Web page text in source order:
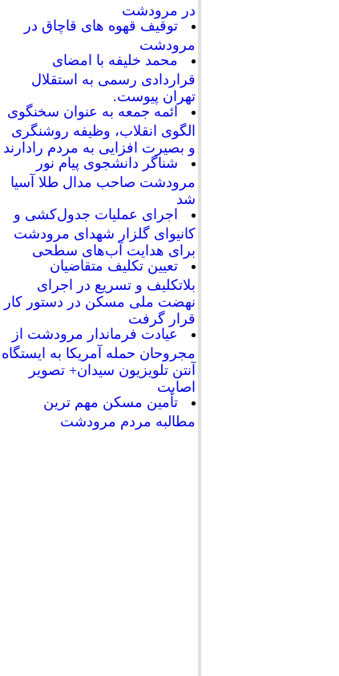
در مرودشت
توقیف قهوه های قاچاق در
مرودشت
محمد خلیفه با امضای
قراردادی رسمی به استقلال
تهران پیوست.
ائمه جمعه به عنوان سخنگوی
الگوی انقلاب، وظیفه روشنگری
و بصیرت افزایی به مردم رادارند
شناگر دانشجوی پیام نور
مرودشت صاحب مدال طلا آسیا
شد
اجرای عملیات جدول‌کشی و
کانیوای گلزار شهدای مرودشت
برای هدایت آب‌های سطحی
تعیین تکلیف متقاضیان
بلاتکلیف و تسریع در اجرای
نهضت ملی مسکن در دستور کار
قرار گرفت
عیادت فرماندار مرودشت از
مجروحان حمله آمریکا به ایستگاه
آنتن تلویزیون سیدان+ تصویر
اصابت
تأمین مسکن مهم ترین
مطالبه مردم مرودشت